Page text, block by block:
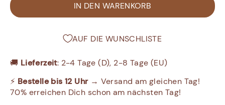
IN DEN WARENKORB
AUF DIE WUNSCHLISTE
🚚 Lieferzeit: 2-4 Tage (D), 2-8 Tage (EU)
⚡ Bestelle bis 12 Uhr→ Versand am gleichen Tag!
70% erreichen Dich schon am nächsten Tag!